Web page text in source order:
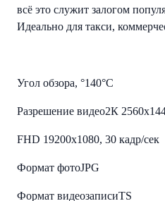
всё это служит залогом
Идеально для такси,
Угол обзора, °140°С
Разрешение видео2К
FHD 19200х1080, 30 кадр/сек
Формат фотоJPG
Формат видеозаписиTS